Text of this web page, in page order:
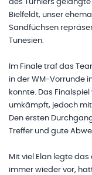
des Turniers
Bielfeldt, unser
Sandfüchsen
Tunesien.
Im Finale traf das
in der WM-Vorrunde
konnte. Das
umkämpft, jedoch
Den ersten
Treffer und gute
Mit viel Elan legte
immer wieder vor,